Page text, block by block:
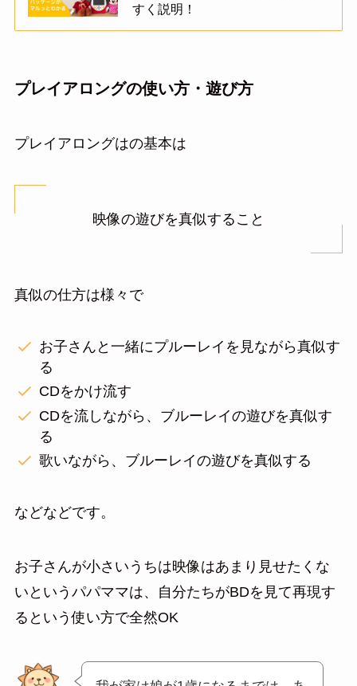
すく説明！
プレイアロングの使い方・遊び方
プレイアロングはの基本は
映像の遊びを真似すること
真似の仕方は様々で
お子さんと一緒にプルーレイを見ながら真似す
る
CDをかけ流す
CDを流しながら、ブルーレイの遊びを真似す
る
歌いながら、ブルーレイの遊びを真似する
などなどです。
お子さんが小さいうちは映像はあまり見せたくな
いというパパママは、自分たちがBDを見て再現す
るという使い方で全然OK